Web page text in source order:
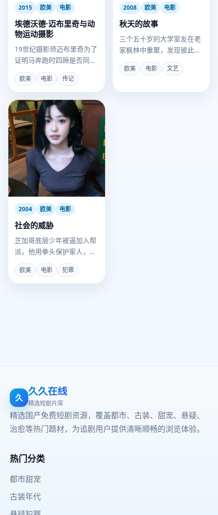
2015 欧美 电影
埃德沃德·迈布里奇与动
物运动摄影
19世纪摄影师迈布里奇为了
证明马奔跑时四蹄是否同时
离地，意外发明了电影。
欧美 电影 传记
2008 欧美 电影
秋天的故事
三个五十岁的大学室友在老
家枫林中重聚，发现彼此的
人生都活成了年轻时最讨厌
的样子。
欧美 电影 文艺
2004 欧美 电影
社会的威胁
芝加哥底层少年被逼加入帮
派，他用拳头保护家人，却
成了自己最厌恶的那种人。
欧美 电影 犯罪
久 久久在线
精选短剧片库
精选国产免费短剧资源，覆盖都市、古装、甜宠、悬疑、
治愈等热门题材，为追剧用户提供清晰顺畅的浏览体验。
热门分类
都市甜宠
古装年代